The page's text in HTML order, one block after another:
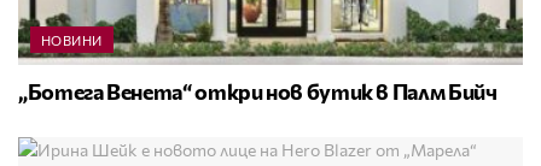
НОВИНИ
„Ботега Венета“ откри нов бутик в Палм Бийч